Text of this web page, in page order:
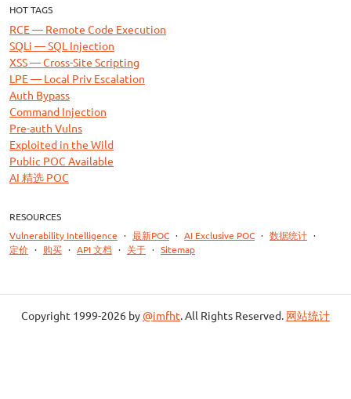
HOT TAGS
RCE — Remote Code Execution
SQLi — SQL Injection
XSS — Cross-Site Scripting
LPE — Local Priv Escalation
Auth Bypass
Command Injection
Pre-auth Vulns
Exploited in the Wild
Public POC Available
AI 精选 POC
RESOURCES
Vulnerability Intelligence · 最新POC · AI Exclusive POC · 数据统计 ·
定价 · 购买 · API 文档 · 关于 · Sitemap
Copyright 1999-2026 by @imfht. All Rights Reserved. 网站统计